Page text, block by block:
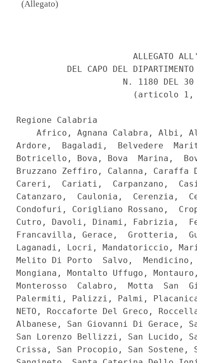
(Allegato)
ALLEGATO
DEL CAPO DEL
N. 1180 DEL
(articolo 1,
Regione Calabria
Africo, Agnana Calabra, Albi,
Ardore,  Bagaladi,  Belvedere
Botricello, Bova, Bova  Marina,
Bruzzano Zeffiro, Calanna,
Careri,  Cariati,  Carpanzano,
Catanzaro,  Caulonia,  Cerenzia,
Condofuri, Corigliano Rossano,
Cutro, Davoli, Dinami, Fabrizia,
Francavilla, Gerace,  Grotteria,
Laganadi, Locri, Mandatoriccio,
Melito Di Porto  Salvo,
Mongiana, Montalto Uffugo,
Monterosso  Calabro,  Motta  San
Palermiti, Palizzi, Palmi,
NETO, Roccaforte Del Greco,
Albanese, San Giovanni Di Gerace,
San Lorenzo Bellizzi, San Lucido,
Crissa, San Procopio, San